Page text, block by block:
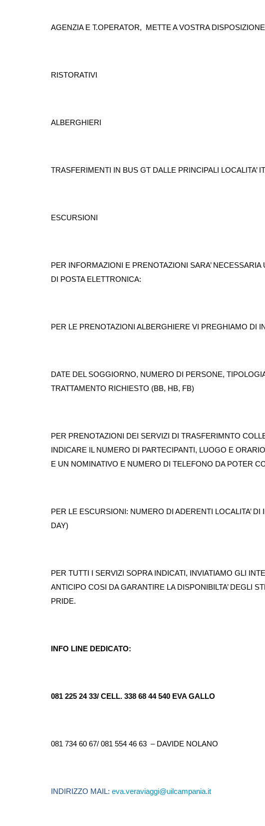
AGENZIA E T.OPERATOR, METTE A VOSTRA
RISTORATIVI
ALBERGHIERI
TRASFERIMENTI IN BUS GT DALLE PRINCIPALI LOCALITA’
ESCURSIONI
PER INFORMAZIONI E PRENOTAZIONI SARA’
DI POSTA ELETTRONICA:
PER LE PRENOTAZIONI ALBERGHIERE VI PREGHIAMO DI
DATE DEL SOGGIORNO, NUMERO DI PERSONE,
TRATTAMENTO RICHIESTO (BB, HB, FB)
PER PRENOTAZIONI DEI SERVIZI DI TRASFERIMNTO
INDICARE IL NUMERO DI PARTECIPANTI, LUOGO E
E UN NOMINATIVO E NUMERO DI TELEFONO DA POTER
PER LE ESCURSIONI: NUMERO DI ADERENTI LOCALITA’
DAY)
PER TUTTI I SERVIZI SOPRA INDICATI, INVIATIAMO GLI
ANTICIPO COSI DA GARANTIRE LA DISPONIBILTA’ DEGLI
PRIDE.
INFO LINE DEDICATO:
081 225 24 33/ CELL. 338 68 44 540 EVA GALLO
081 734 60 67/ 081 554 46 63 – DAVIDE NOLANO
INDIRIZZO MAIL: eva.veraviaggi@uilcampania.it